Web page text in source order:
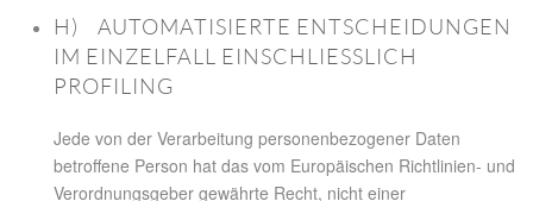
H) AUTOMATISIERTE ENTSCHEIDUNGEN
IM EINZELFALL EINSCHLIESSLICH P
ROFILING
Jede von der Verarbeitung personenbezogener Daten
betroffene Person hat das vom Europäischen Richtlinien- und
Verordnungsgeber gewährte Recht, nicht einer